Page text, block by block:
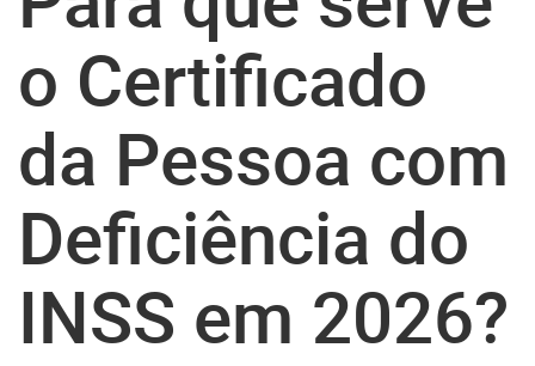
o Certificado
da Pessoa com
Deficiência do
INSS em 2026?